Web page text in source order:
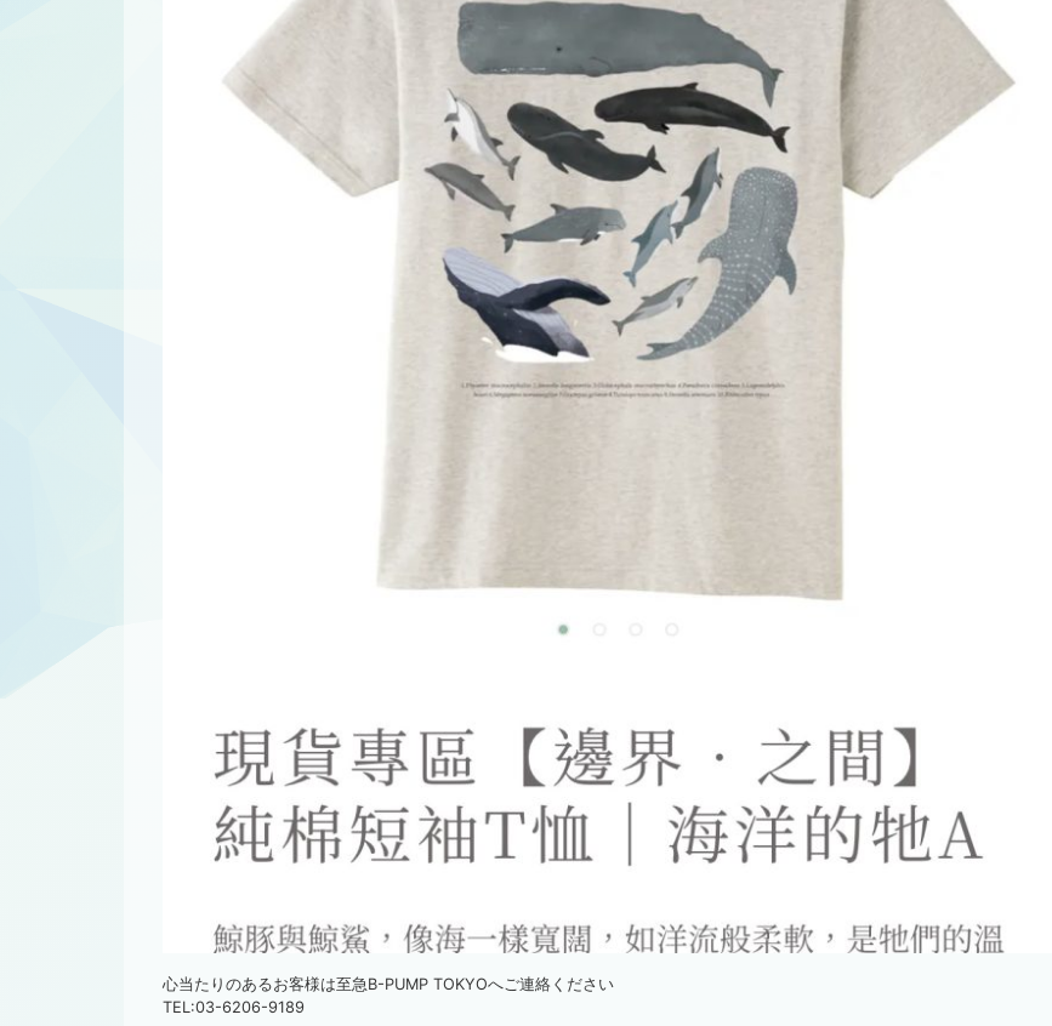
心当たりのあるお客様は至急B-PUMP TOKYOへご連絡ください
TEL:03-6206-9189